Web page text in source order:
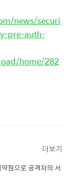
news/securi
pre-auth-
home/282
더보기
점으로 공격자의 서